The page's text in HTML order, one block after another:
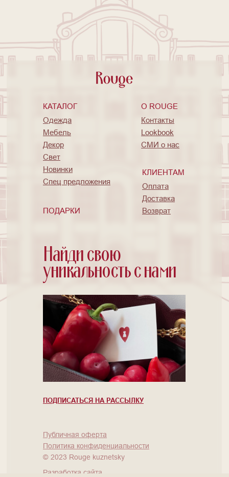
КАТАЛОГ
ПОДАРКИ
O ROUGE
КЛИЕНТАМ
Одежда
Мебель
Декор
Свет
Новинки
Спец предложения
Контакты
Lookbook
СМИ о нас
Оплата
Доставка
Возврат
Найди свою
уникальность с нами
ПОДПИСАТЬСЯ НА РАССЫЛКУ
2023 Rouge kuznetsky
©
Публичная оферта
Политика конфиденциальности
Разработка сайта